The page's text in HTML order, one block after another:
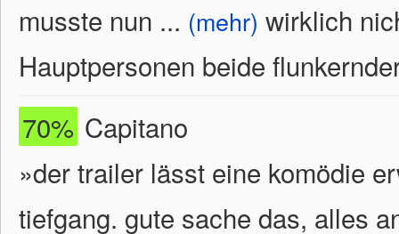
musste nun ... (mehr) wirklich
Hauptpersonen beide
70% Capitano
»der trailer lässt eine komödie
tiefgang. gute sache das, alles